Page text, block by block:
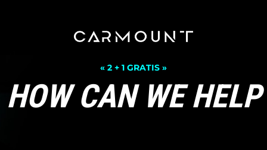
« 2 + 1 GRATIS »
HOW CAN WE HELP